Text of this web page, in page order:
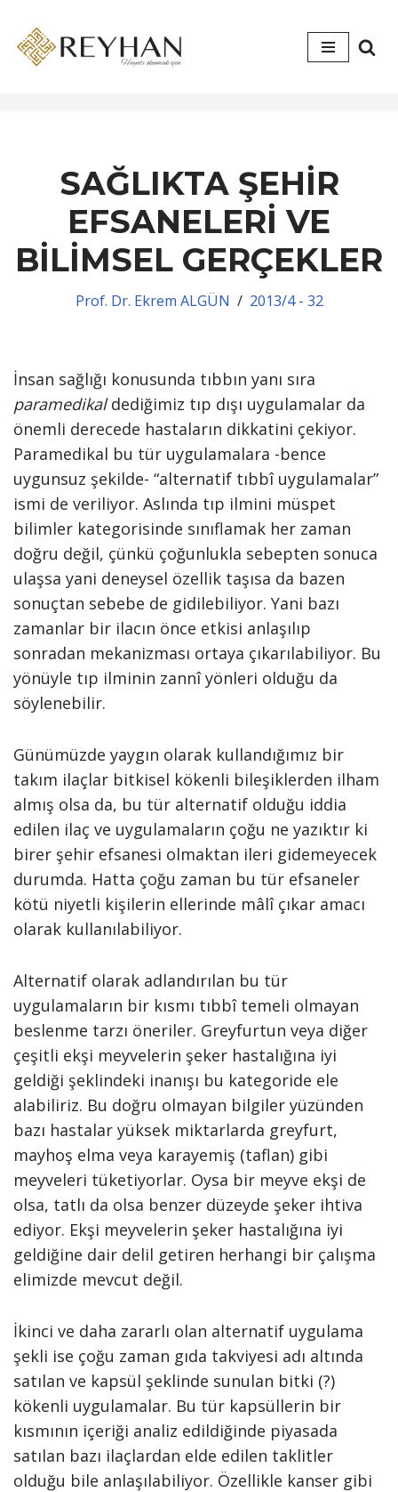
İçeriğe
SAĞLIKTA ŞEHİR
EFSANELERİ VE
BİLİMSEL GERÇEKLER
Prof. Dr. Ekrem ALGÜN 2013/4 - 32
İnsan sağlığı konusunda tıbbın yanı sıra
paramedikaldediğimiz tıp dışı uygulamalar da
önemli derecede hastaların dikkatini çekiyor.
Paramedikal bu tür uygulamalara -bence
uygunsuz şekilde- “alternatif tıbbî uygulamalar”
ismi de veriliyor. Aslında tıp ilmini müspet
bilimler kategorisinde sınıflamak her zaman
doğru değil, çünkü çoğunlukla sebepten sonuca
ulaşsa yani deneysel özellik taşısa da bazen
sonuçtan sebebe de gidilebiliyor. Yani bazı
zamanlar bir ilacın önce etkisi anlaşılıp
sonradan mekanizması ortaya çıkarılabiliyor. Bu
yönüyle tıp ilminin zannî yönleri olduğu da
söylenebilir.
Günümüzde yaygın olarak kullandığımız bir
takım ilaçlar bitkisel kökenli bileşiklerden ilham
almış olsa da, bu tür alternatif olduğu iddia
edilen ilaç ve uygulamaların çoğu ne yazıktır ki
birer şehir efsanesi olmaktan ileri gidemeyecek
durumda. Hatta çoğu zaman bu tür efsaneler
kötü niyetli kişilerin ellerinde mâlî çıkar amacı
olarak kullanılabiliyor.
Alternatif olarak adlandırılan bu tür
uygulamaların bir kısmı tıbbî temeli olmayan
beslenme tarzı öneriler. Greyfurtun veya diğer
çeşitli ekşi meyvelerin şeker hastalığına iyi
geldiği şeklindeki inanışı bu kategoride ele
alabiliriz. Bu doğru olmayan bilgiler yüzünden
bazı hastalar yüksek miktarlarda greyfurt,
mayhoş elma veya karayemiş (taflan) gibi
meyveleri tüketiyorlar. Oysa bir meyve ekşi de
olsa, tatlı da olsa benzer düzeyde şeker ihtiva
ediyor. Ekşi meyvelerin şeker hastalığına iyi
geldiğine dair delil getiren herhangi bir çalışma
elimizde mevcut değil.
İkinci ve daha zararlı olan alternatif uygulama
şekli ise çoğu zaman gıda takviyesi adı altında
satılan ve kapsül şeklinde sunulan bitki (?)
kökenli uygulamalar. Bu tür kapsüllerin bir
kısmının içeriği analiz edildiğinde piyasada
satılan bazı ilaçlardan elde edilen taklitler
olduğu bile anlaşılabiliyor. Özellikle kanser gibi